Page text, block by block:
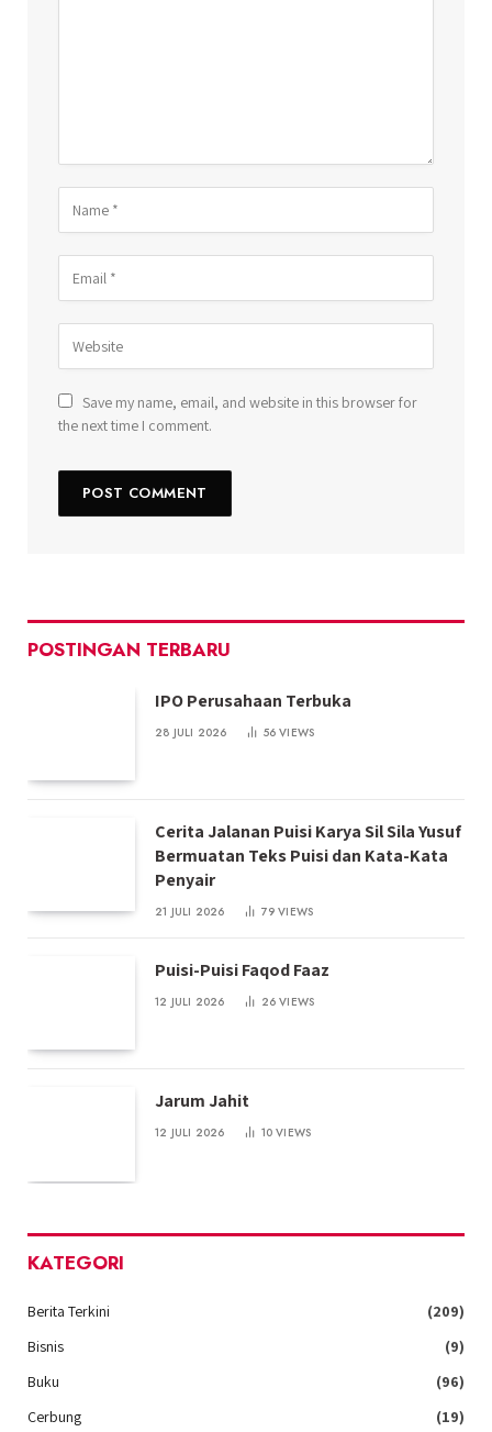
Save my name, email, and website in this browser for
the next time I comment.
POSTINGAN TERBARU
IPO Perusahaan Terbuka
28 JULI 2026 56VIEWS
Cerita Jalanan Puisi Karya Sil Sila Yusuf
Bermuatan Teks Puisi dan Kata-Kata
Penyair
21 JULI 2026 79VIEWS
Puisi-Puisi Faqod Faaz
12 JULI 2026 26VIEWS
Jarum Jahit
12 JULI 2026 10VIEWS
KATEGORI
Berita Terkini
(209)
Bisnis
(9)
Buku
(96)
Cerbung
(19)